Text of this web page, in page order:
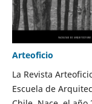
Arteoficio
La Revista
Escuela de